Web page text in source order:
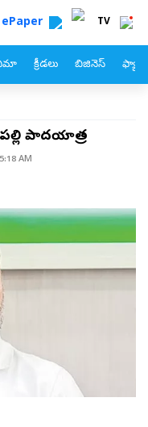
ePaper TV
క్రీడలు బిజినెస్
పాదయాత్ర
AM